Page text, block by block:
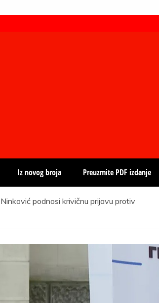
Iz novog broja Preuzmite PDF izdanje
podnosi krivičnu prijavu protiv